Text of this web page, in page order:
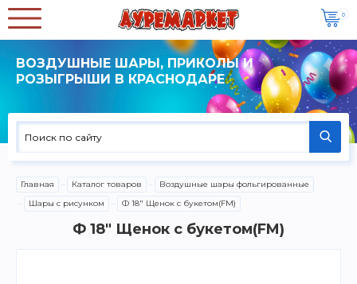
0
ВОЗДУШНЫЕ ШАРЫ, ПРИКОЛЫ И
РОЗЫГРЫШИ В КРАСНОДАРЕ
Главная Каталог товаров
Воздушные шары фольгированные
Шары с рисунком
Ф 18" Щенок с букетом(FM)
Ф 18" Щенок с букетом(FM)